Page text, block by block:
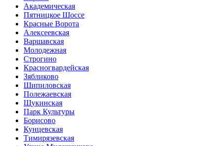
Академическая
Пятницкое Шоссе
Красные Ворота
Алексеевская
Варшавская
Молодежная
Строгино
Красногвардейская
Зябликово
Шипиловская
Полежаевская
Щукинская
Парк Культуры
Борисово
Кунцевская
Тимирязевская